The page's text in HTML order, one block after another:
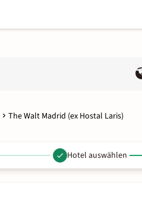
The Walt Madrid (ex Hostal Laris)
Hotel auswählen